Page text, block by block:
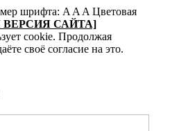
шрифта: A A A Цветовая
САЙТА]
cookie. Продолжая
своё согласие на это.